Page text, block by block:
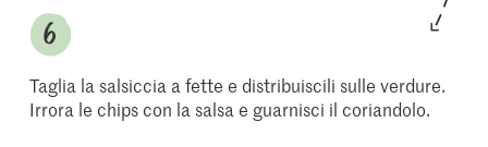
Taglia la salsiccia a fette e distribuiscili sulle verdure.
Irrora le chips con la salsa e guarnisci il coriandolo.